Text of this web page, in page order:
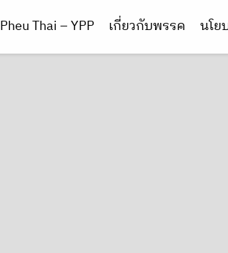
Pheu Thai – YPP เกี่ยวกับพรรค นโย